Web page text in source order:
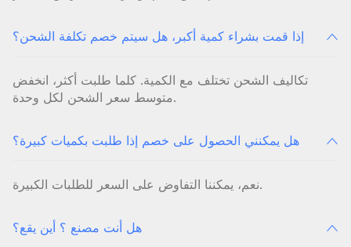
إذا قمت بشراء كمية أكبر، هل سيتم خصم تكلفة الشحن؟
تكاليف الشحن تختلف مع الكمية. كلما طلبت أكثر، انخفض
متوسط ​​سعر الشحن لكل وحدة.
هل يمكنني الحصول على خصم إذا طلبت بكميات كبيرة؟
نعم، يمكننا التفاوض على السعر للطلبات الكبيرة.
هل أنت مصنع ؟ أين يقع؟